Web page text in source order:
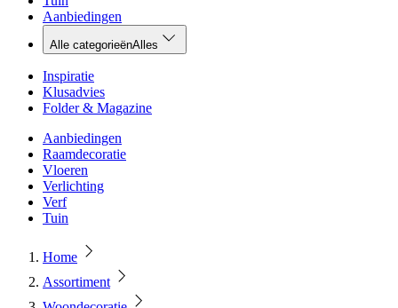
Aanbiedingen
Alle categorieënAlles
Inspiratie
Klusadvies
Folder & Magazine
Aanbiedingen
Raamdecoratie
Vloeren
Verlichting
Verf
Tuin
Home
Assortiment